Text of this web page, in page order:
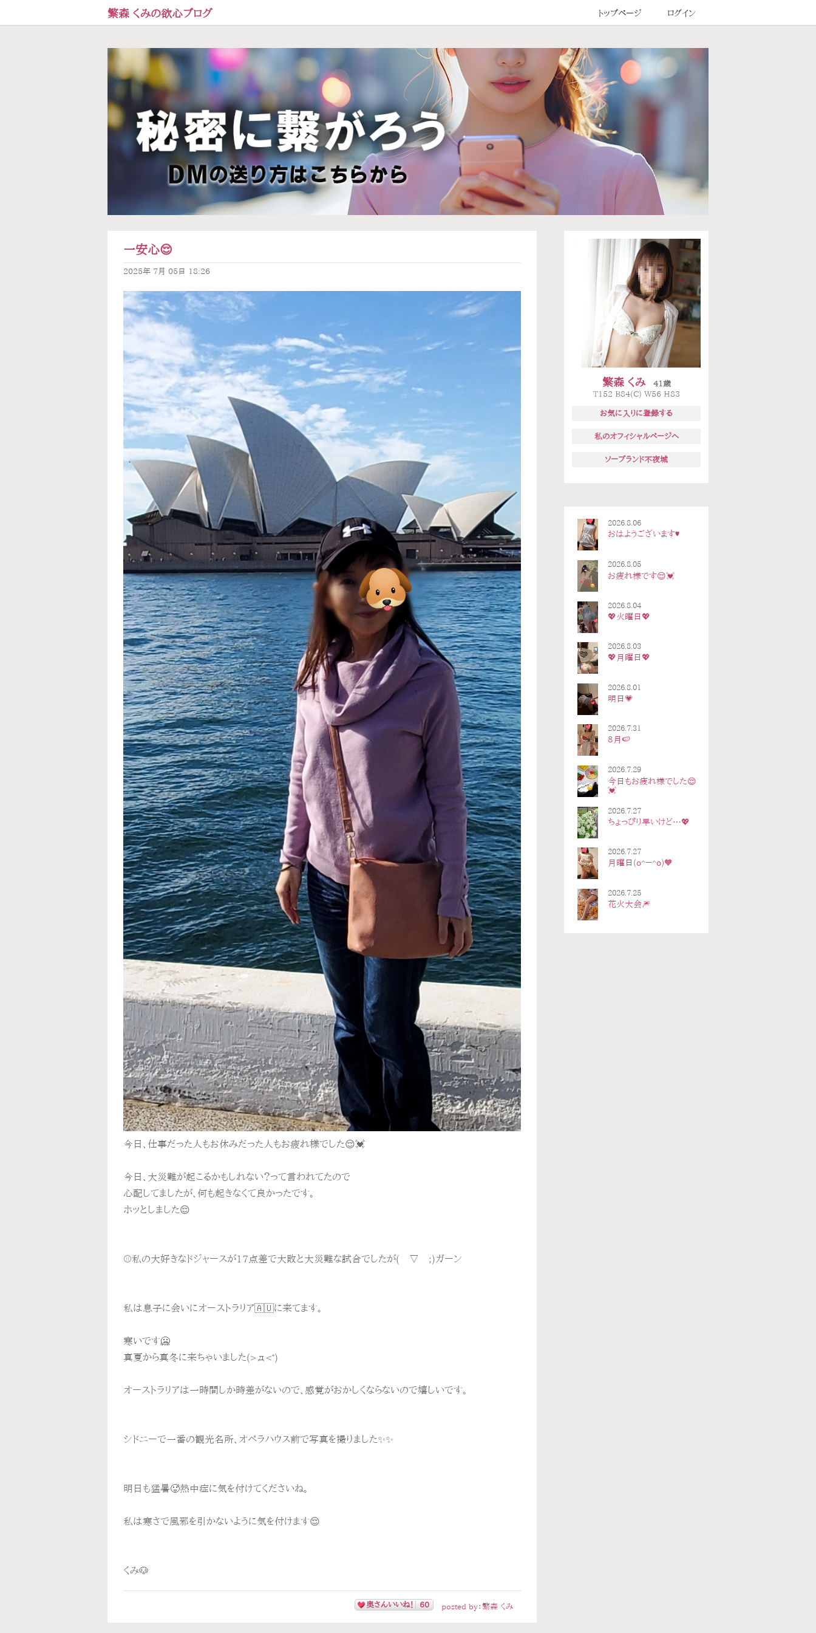
繁森 くみの欲心ブログ トップページ ログイン
一安心😌
2025年 7月 05日 18:26
今日、仕事だった人もお休みだった人もお疲れ様でした😌💓
今日、大災難が起こるかもしれない？って言われてたので
心配してましたが、何も起きなくて良かったです。
ホッとしました😌
⚾私の大好きなドジャースが17点差で大敗と大災難な試合でしたが(￣▽￣;)ガーン
私は息子に会いにオーストラリア🇦🇺に来てます。
寒いです🥶
真夏から真冬に来ちゃいました(>д<*)
オーストラリアは一時間しか時差がないので、感覚がおかしくならないので嬉しいです。
シドニーで一番の観光名所、オペラハウス前で写真を撮りました✨✨
明日も猛暑🥵熱中症に気を付けてくださいね。
私は寒さで風邪を引かないように気を付けます😌
くみ🐶
posted by： 繁森 くみ
奥さんいいね！ 60
繁森 くみ
41歳
T152 B84(C) W56 H83
お気に入りに登録する
私のオフィシャルページへ
ソープランド不夜城
2026.8.06
おはようございます♥️
2026.8.05
お疲れ様です😌💓
2026.8.04
💖火曜日💖
2026.8.03
💖月曜日💖
2026.8.01
明日💗
2026.7.31
8月🍉
2026.7.29
今日もお疲れ様でした😌
💓
2026.7.27
ちょっぴり早いけど…💖
2026.7.27
月曜日(o^－^o)🧡
2026.7.25
花火大会🎆